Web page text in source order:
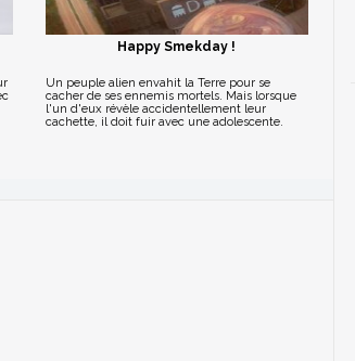
Happy Smekday !
Un peuple alien envahit la Terre pour se
cacher de ses ennemis mortels. Mais lorsque
l'un d'eux révèle accidentellement leur
cachette, il doit fuir avec une adolescente.